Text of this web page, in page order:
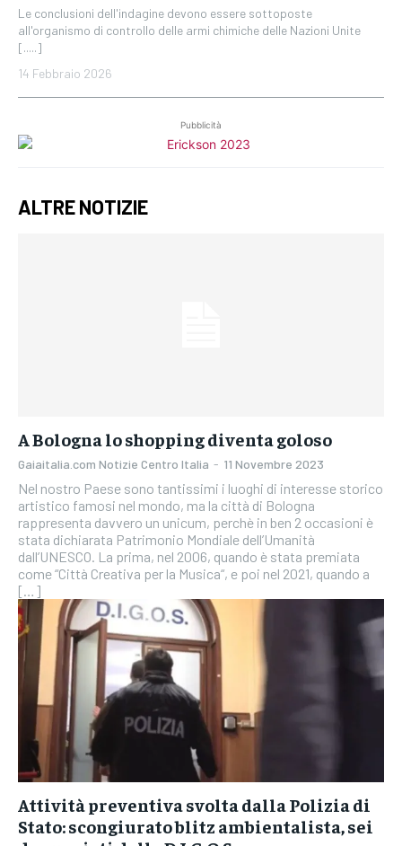
Le conclusioni dell'indagine devono essere sottoposte
all'organismo di controllo delle armi chimiche delle Nazioni Unite
[.....]
14 Febbraio 2026
Pubblicità
ALTRE NOTIZIE
A Bologna lo shopping diventa goloso
Gaiaitalia.com Notizie Centro Italia - 11 Novembre 2023
Nel nostro Paese sono tantissimi i luoghi di interesse storico
artistico famosi nel mondo, ma la città di Bologna
rappresenta davvero un unicum, perchè in ben 2 occasioni è
stata dichiarata Patrimonio Mondiale dell’Umanità
dall’UNESCO. La prima, nel 2006, quando è stata premiata
come “Città Creativa per la Musica“, e poi nel 2021, quando a
[…]
Attività preventiva svolta dalla Polizia di
Stato: scongiurato blitz ambientalista, sei